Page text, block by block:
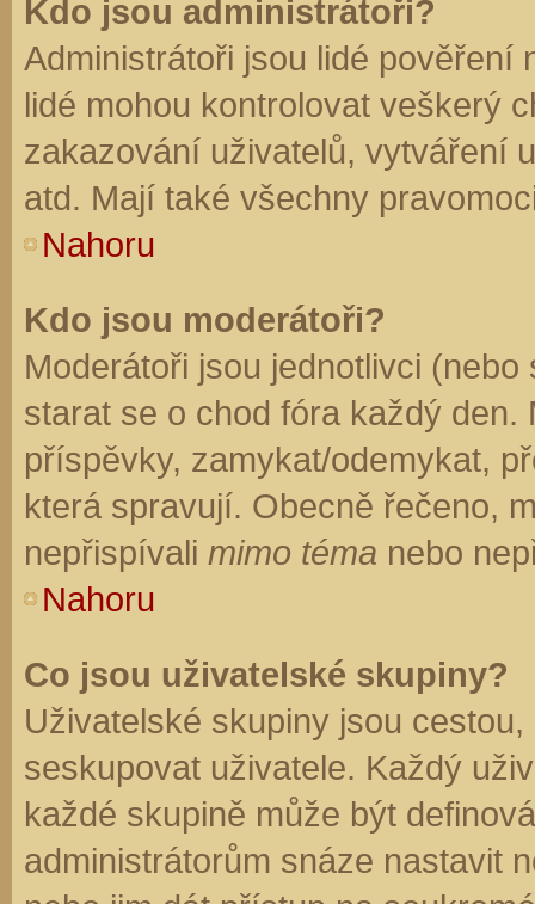
Kdo jsou administrátoři?
Administrátoři jsou lidé pověření
lidé mohou kontrolovat veškerý
zakazování uživatelů, vytváření
atd. Mají také všechny
Nahoru
Kdo jsou moderátoři?
Moderátoři jsou jednotlivci
starat se o chod fóra každý
příspěvky, zamykat/odemykat,
která spravují. Obecně řečeno,
nepřispívali mimo téma nebo
Nahoru
Co jsou uživatelské skupiny?
Uživatelské skupiny jsou
seskupovat uživatele. Každý
každé skupině může být
administrátorům snáze nastavit